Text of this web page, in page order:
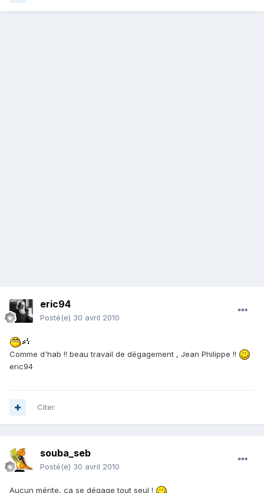
eric94
Posté(e) 30 avril 2010
Comme d'hab !! beau travail de dégagement , Jean Philippe !!
eric94
Citer
souba_seb
Posté(e) 30 avril 2010
Aucun mérite, ça se dégage tout seul !